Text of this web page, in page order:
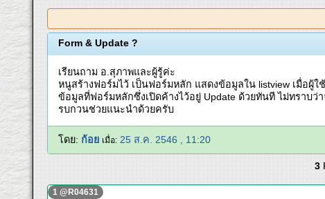
Form & Update ?
เรียนถาม อ.สุภาพและผู้รู้ค่ะ
หนูสร้างฟอร์มไว้ เป็นฟอร์มหลัก แสดงข้อมูลใน listview เมื่อผู้
ข้อมูลที่ฟอร์มหลักซึ่งเปิดค้างไว้อยู่ Update ด้วยทันที ไม่ทราบว่า
รบกวนช่วยแนะนำด้วยครับ
โดย: ก้อย เมื่อ: 25 ส.ค. 2546 , 11:20
3
1 @R04631